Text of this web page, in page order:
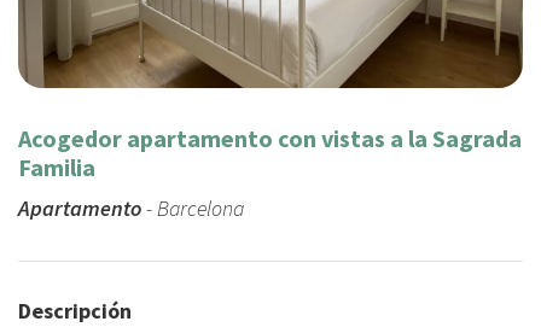
Acogedor apartamento con vistas a la Sagrada
Familia
Apartamento- Barcelona
Descripción